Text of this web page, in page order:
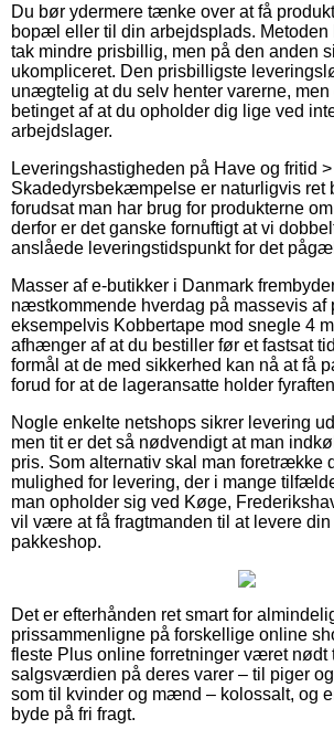
Du bør ydermere tænke over at få
bopæl eller til din arbejdsplads. Metoden
tak mindre prisbillig, men på den anden
ukompliceret. Den prisbilligste
unægtelig at du selv henter varerne,
betinget af at du opholder dig lige ved
arbejdslager.
Leveringshastigheden på Have og fritid
Skadedyrsbekæmpelse er naturligvis ret
forudsat man har brug for produkterne
derfor er det ganske fornuftigt at vi
anslåede leveringstidspunkt for det
Masser af e-butikker i Danmark
næstkommende hverdag på massevis af
eksempelvis Kobbertape mod snegle 4
afhænger af at du bestiller før et fastsat
formål at de med sikkerhed kan nå at få
forud for at de lageransatte holder
Nogle enkelte netshops sikrer levering
men tit er det så nødvendigt at man
pris. Som alternativ skal man foretrække
mulighed for levering, der i mange
man opholder sig ved Køge,
vil være at få fragtmanden til at levere
pakkeshop.
Det er efterhånden ret smart for
prissammenligne på forskellige online
fleste Plus online forretninger været
salgsværdien på deres varer – til piger
som til kvinder og mænd – kolossalt, og
byde på fri fragt.